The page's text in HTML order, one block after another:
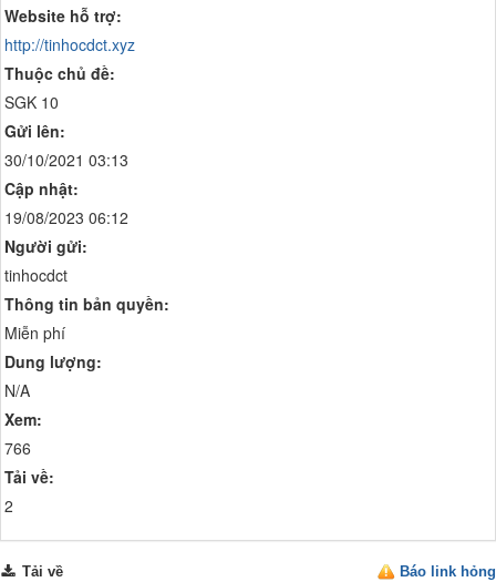
Website hỗ trợ:
http://tinhocdct.xyz
Thuộc chủ đề:
SGK 10
Gửi lên:
30/10/2021 03:13
Cập nhật:
19/08/2023 06:12
Người gửi:
tinhocdct
Thông tin bản quyền:
Miễn phí
Dung lượng:
N/A
Xem:
766
Tải về:
2
Báo link hỏng
Tải về